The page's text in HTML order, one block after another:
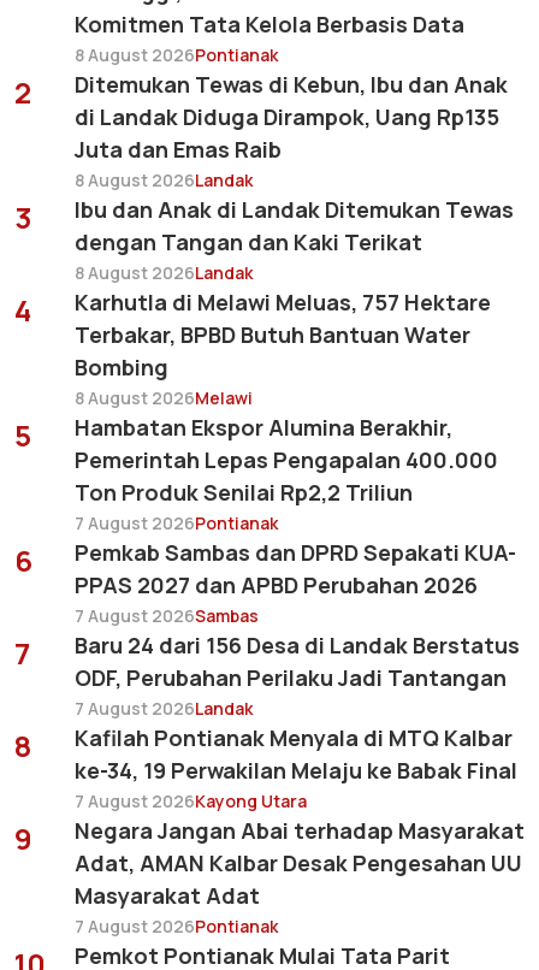
Komitmen Tata Kelola Berbasis Data
8 August 2026Pontianak
2
Ditemukan Tewas di Kebun, Ibu dan Anak
di Landak Diduga Dirampok, Uang Rp135
Juta dan Emas Raib
8 August 2026Landak
3
Ibu dan Anak di Landak Ditemukan Tewas
dengan Tangan dan Kaki Terikat
8 August 2026Landak
4
Karhutla di Melawi Meluas, 757 Hektare
Terbakar, BPBD Butuh Bantuan Water
Bombing
8 August 2026Melawi
5
Hambatan Ekspor Alumina Berakhir,
Pemerintah Lepas Pengapalan 400.000
Ton Produk Senilai Rp2,2 Triliun
7 August 2026Pontianak
6
Pemkab Sambas dan DPRD Sepakati KUA-
PPAS 2027 dan APBD Perubahan 2026
7 August 2026Sambas
7
Baru 24 dari 156 Desa di Landak Berstatus
ODF, Perubahan Perilaku Jadi Tantangan
7 August 2026Landak
8
Kafilah Pontianak Menyala di MTQ Kalbar
ke-34, 19 Perwakilan Melaju ke Babak Final
7 August 2026Kayong Utara
9
Negara Jangan Abai terhadap Masyarakat
Adat, AMAN Kalbar Desak Pengesahan UU
Masyarakat Adat
7 August 2026Pontianak
Pemkot Pontianak Mulai Tata Parit